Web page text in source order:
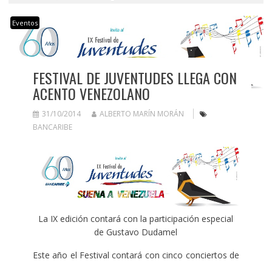
Eventos
FESTIVAL DE JUVENTUDES LLEGA CON
ACENTO VENEZOLANO
31/10/2014
ALBERTO MARÍN MORÁN
BANCARIBE
La IX edición contará con la participación especial
de Gustavo Dudamel
Este año el Festival contará con cinco conciertos de